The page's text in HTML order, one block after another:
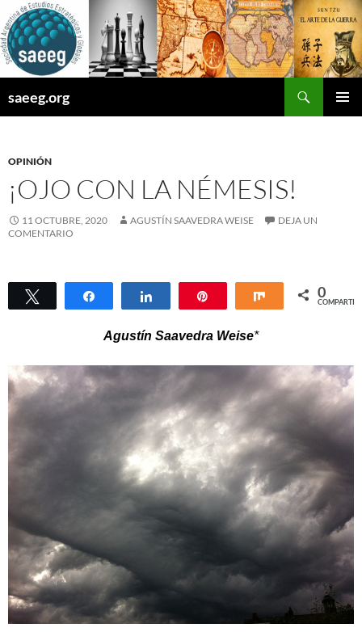
Saltar
al
contenido
saeeg.org
OPINIÓN
¡OJO CON LA NÉMESIS!
11 OCTUBRE, 2020 AGUSTÍN SAAVEDRA WEISE
DEJA UN
COMENTARIO
Twittear Compartir Compartir Compartir
0
COMPARTIR
Agustín Saavedra Weise*